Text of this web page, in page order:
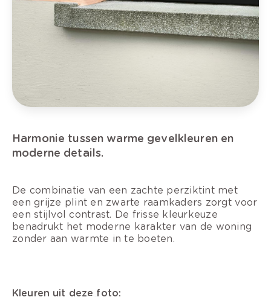
Harmonie tussen warme gevelkleuren en
moderne details.
De combinatie van een zachte perziktint met
een grijze plint en zwarte raamkaders zorgt voor
een stijlvol contrast. De frisse kleurkeuze
benadrukt het moderne karakter van de woning
zonder aan warmte in te boeten.
Kleuren uit deze foto: